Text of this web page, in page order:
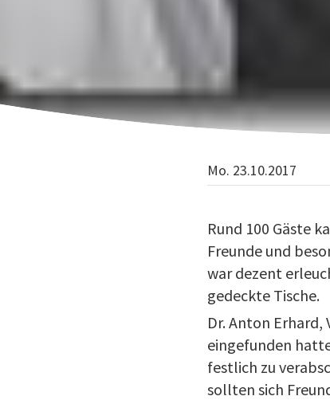
Mo. 23.10.2017
Rund 100 Gäste
Freunde und
war dezent
gedeckte Tische.
Dr. Anton Erhard,
eingefunden
festlich zu
sollten sich